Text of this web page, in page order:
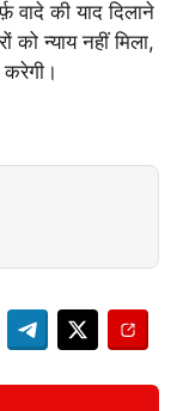
वादे की याद दिलाने
न्याय नहीं मिला,